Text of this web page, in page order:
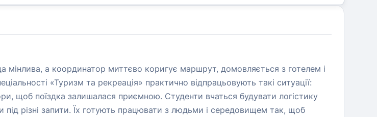
мінлива, а координатор миттєво коригує маршрут, домовляється з готелем і
«Туризм та рекреація» практично відпрацьовують такі ситуації:
щоб поїздка залишалася приємною. Студенти вчаться будувати логістику
різні запити. Їх готують працювати з людьми і середовищем так, щоб